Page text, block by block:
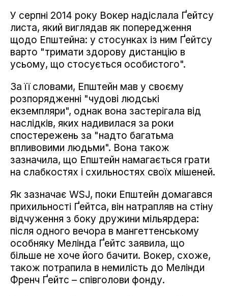
У серпні 2014 року Вокер надіслала Ґейтсу
листа, який виглядав як попередження
щодо Епштейна: у стосунках із ним Ґейтсу
варто "тримати здорову дистанцію в
усьому, що стосується особистого".
За її словами, Епштейн мав у своєму
розпорядженні "чудові людські
екземпляри", однак вона застерігала від
наслідків, яких надивилася за роки
спостережень за "надто багатьма
впливовими людьми". Вона також
зазначила, що Епштейн намагається грати
на слабкостях і схильностях своїх мішеней.
Як зазначає WSJ, поки Епштейн домагався
прихильності Ґейтса, він натрапляв на стіну
відчуження з боку дружини мільярдера:
після одного вечора в мангеттенському
особняку Мелінда Ґейтс заявила, що
більше не хоче його бачити. Вокер, схоже,
також потрапила в немилість до Мелінди
Френч Ґейтс – співголови фонду.